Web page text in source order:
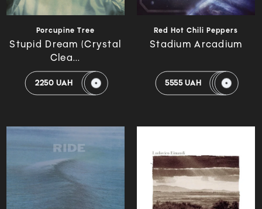
Porcupine Tree
Stupid Dream (Crystal
Clea...
2250 UAH
Red Hot Chili Peppers
Stadium Arcadium
5555 UAH